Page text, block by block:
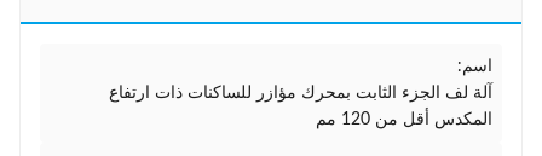
اسم:
آلة لف الجزء الثابت بمحرك مؤازر للساكنات ذات ارتفاع
المكدس أقل من 120 مم